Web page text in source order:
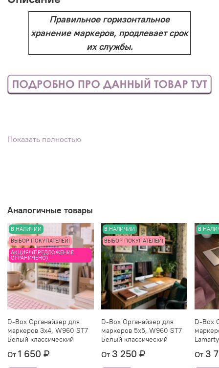
Правильное горизонтальное
хранение маркеров, продлевает срок
их службы.
Посмотреть образец данного материала цвета
Показать полностью
Аналогичные товары
В НАЛИЧИИ
ВЫБОР ПОКУПАТЕЛЕЙ!
АКЦИЯ! (ПРЕДЛОЖЕНИЕ
ОГРАНИЧЕНО)
D-Box Органайзер для
маркеров 3х4, W960 ST7
Белый классический
От 1 650 ₽
В НАЛИЧИИ
ВЫБОР ПОКУПАТЕЛЕЙ!
D-Box Органайзер для
маркеров 5х5, W960 ST7
Белый классический
От 3 250 ₽
В
D-Box
Lamarty
От 3